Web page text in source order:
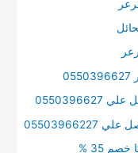
35 %